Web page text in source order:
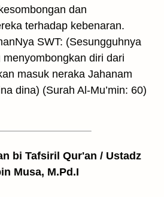
dan
terhadap kebenaran.
SWT: (Sesungguhnya
diri dari
masuk neraka Jahanam
dina) (Surah Al-Mu’min: 60)
bi Tafsiril Qur'an / Ustadz
Musa, M.Pd.I